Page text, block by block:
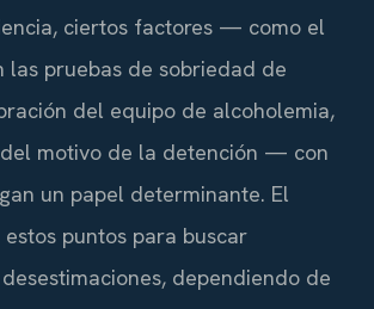
ciertos factores — como el
las pruebas de sobriedad de
del equipo de alcoholemia,
motivo de la detención — con
un papel determinante. El
puntos para buscar
dependiendo de